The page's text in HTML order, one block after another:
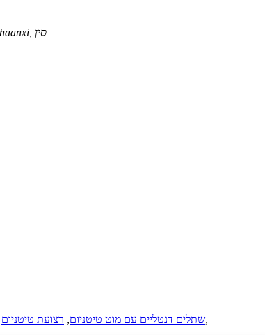
No.6, South Section, Fenghuang 6th Road, Zone Development Hi-Tech, Baoji Shaanxi, סין
שתלים דנטליים עם מוט טיטניום, רצועת טיטניום
,